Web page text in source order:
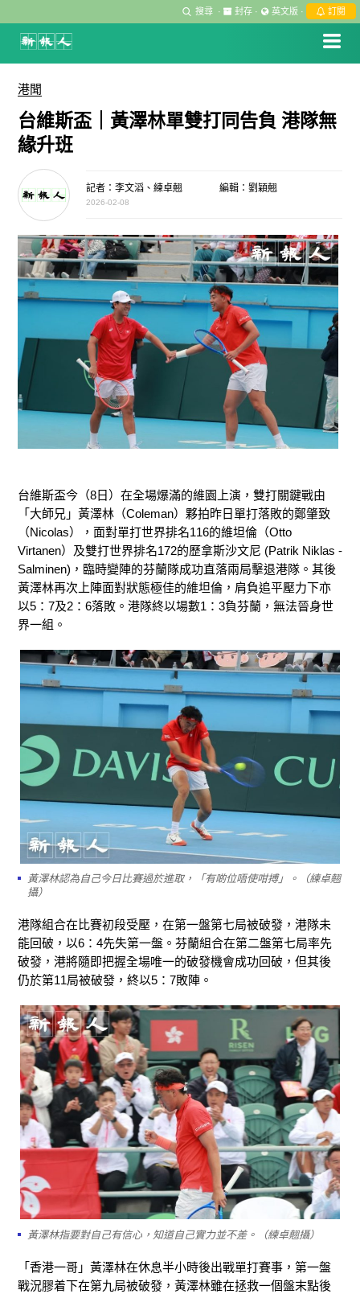
搜尋 · 封存 · 英文版 · 訂閱
港聞
台維斯盃｜黃澤林單雙打同告負 港隊無
緣升班
記者：李文滔、練卓翹 編輯：劉穎翹
2026-02-08
台維斯盃今（8日）在全場爆滿的維園上演，雙打關鍵戰由
「大師兄」黃澤林（Coleman）夥拍昨日單打落敗的鄭肇致
（Nicolas），面對單打世界排名116的維坦倫（Otto
Virtanen）及雙打世界排名172的歷拿斯沙文尼 (Patrik Niklas -
Salminen)，臨時變陣的芬蘭隊成功直落兩局擊退港隊。其後
黃澤林再次上陣面對狀態極佳的維坦倫，肩負追平壓力下亦
以5：7及2：6落敗。港隊終以場數1：3負芬蘭，無法晉身世
界一組。
黃澤林認為自己今日比賽過於進取，「有啲位唔使咁搏」。（練卓翹
攝）
港隊組合在比賽初段受壓，在第一盤第七局被破發，港隊未
能回破，以6：4先失第一盤。芬蘭組合在第二盤第七局率先
破發，港將隨即把握全場唯一的破發機會成功回破，但其後
仍於第11局被破發，終以5：7敗陣。
黃澤林指要對自己有信心，知道自己實力並不差。（練卓翹攝）
「香港一哥」黃澤林在休息半小時後出戰單打賽事，第一盤
戰況膠着下在第九局被破發，黃澤林雖在拯救一個盤末點後